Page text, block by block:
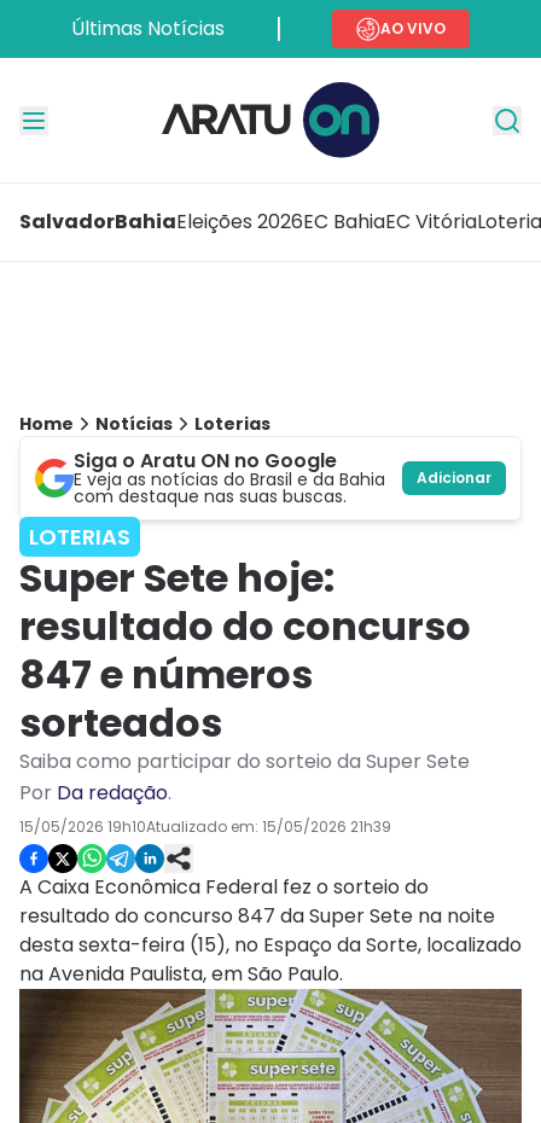
Últimas Notícias AO VIVO
SalvadorBahiaEleições 2026EC BahiaEC Vitória
Home Notícias Loterias
Siga o Aratu ON no Google
E veja as notícias do Brasil e da Bahia
com destaque nas suas buscas.
Adicionar
LOTERIAS
Super Sete hoje:
resultado do concurso
847 e números
sorteados
Saiba como participar do sorteio da Super Sete
Por Da redação.
15/05/2026 19h10Atualizado em: 15/05/2026 21h39
A Caixa Econômica Federal fez o sorteio do
resultado do concurso 847 da Super Sete na noite
desta sexta-feira (15), no Espaço da Sorte, localizado
na Avenida Paulista, em São Paulo.